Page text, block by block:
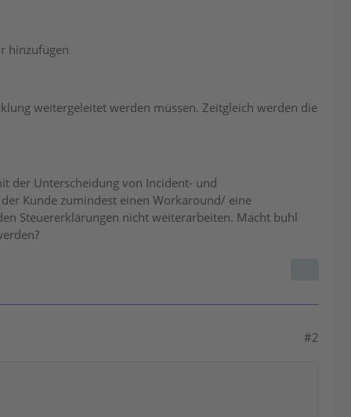
hinzufügen
weitergeleitet werden müssen. Zeitgleich werden die
der Unterscheidung von Incident- und
Kunde zumindest einen Workaround/ eine
Steuererklärungen nicht weiterarbeiten. Macht buhl
#2